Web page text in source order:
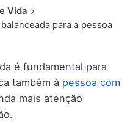
Vida
para a pessoa
é fundamental para
também à pessoa com
mais atenção